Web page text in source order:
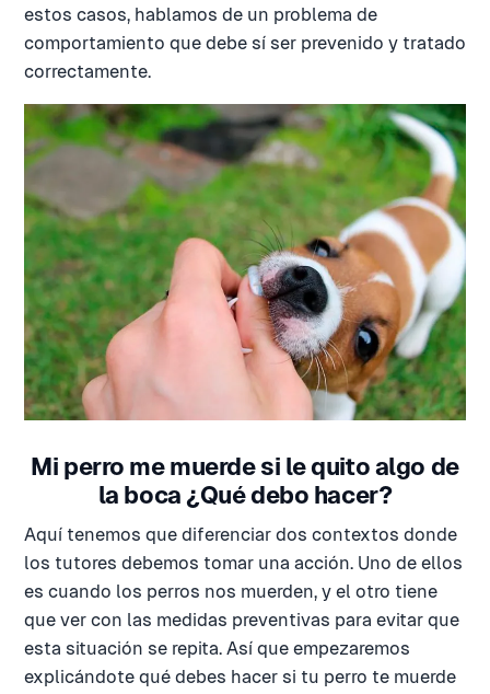
estos casos, hablamos de un problema de
comportamiento que debe sí ser prevenido y tratado
correctamente.
Mi perro me muerde si le quito algo de
la boca ¿Qué debo hacer?
Aquí tenemos que diferenciar dos contextos donde
los tutores debemos tomar una acción. Uno de ellos
es cuando los perros nos muerden, y el otro tiene
que ver con las medidas preventivas para evitar que
esta situación se repita. Así que empezaremos
explicándote qué debes hacer si tu perro te muerde